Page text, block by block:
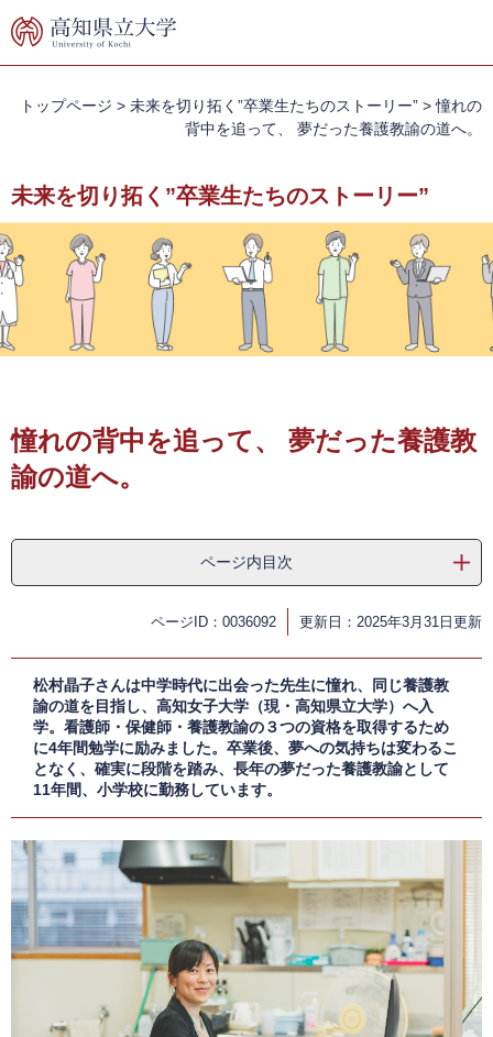
ー
ニ
て
本
文
へ
トップページ > 未来を切り拓く”卒業生たちのストーリー” >憧れの
背中を追って、 夢だった養護教諭の道へ。
未来を切り拓く”卒業生たちのストーリー”
憧れの背中を追って、 夢だった養護教
諭の道へ。
ページ内目次
ページID：0036092 更新日：2025年3月31日更新
松村晶子さんは中学時代に出会った先生に憧れ、同じ養護教
諭の道を目指し、高知女子大学（現・高知県立大学）へ入
学。看護師・保健師・養護教諭の３つの資格を取得するため
に4年間勉学に励みました。卒業後、夢への気持ちは変わるこ
となく、確実に段階を踏み、長年の夢だった養護教諭として
11年間、小学校に勤務しています​。​